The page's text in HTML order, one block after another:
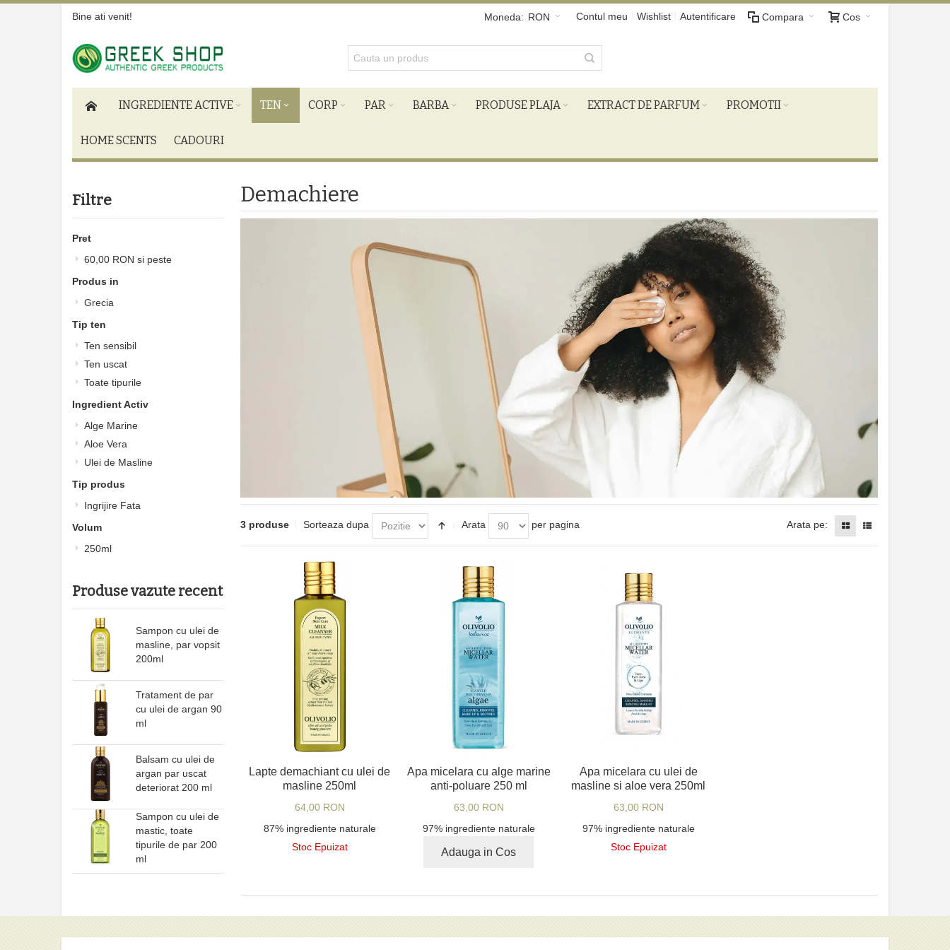
Bine ati venit! Cos
Compara
Contul meu Wishlist Autentificare
Moneda: RON
INGREDIENTE ACTIVE TEN CORP PAR BARBA PRODUSE PLAJA EXTRACT DE PARFUM PROMOTII
HOME SCENTS CADOURI
Demachiere
3 produse Sorteaza dupa Arata per pagina Arata pe:
Lapte demachiant cu ulei de
masline 250ml
64,00 RON
87% ingrediente naturale
Stoc Epuizat
Apa micelara cu alge marine
anti-poluare 250 ml
63,00 RON
97% ingrediente naturale
Adauga in Cos
Apa micelara cu ulei de
masline si aloe vera 250ml
63,00 RON
97% ingrediente naturale
Stoc Epuizat
Filtre
Pret
60,00 RON si peste
Produs in
Grecia
Tip ten
Ten sensibil
Ten uscat
Toate tipurile
Ingredient Activ
Alge Marine
Aloe Vera
Ulei de Masline
Tip produs
Ingrijire Fata
Volum
250ml
Produse vazute recent
Sampon cu ulei de
masline, par vopsit
200ml
Tratament de par
cu ulei de argan 90
ml
Balsam cu ulei de
argan par uscat
deteriorat 200 ml
Sampon cu ulei de
mastic, toate
tipurile de par 200
ml